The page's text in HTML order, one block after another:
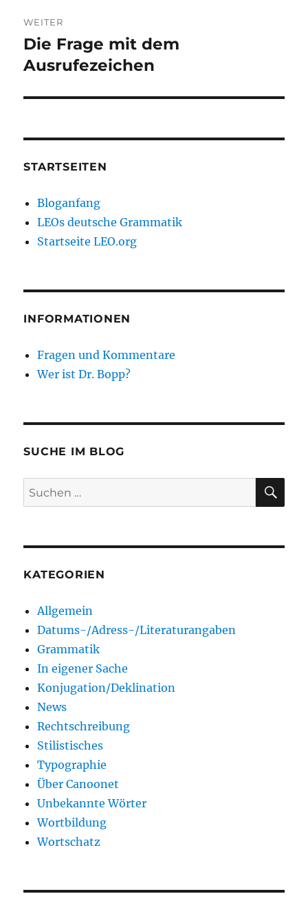
WEITER
Nächster
Beitrag:
Die Frage mit dem
Ausrufezeichen
STARTSEITEN
Bloganfang
LEOs deutsche Grammatik
Startseite LEO.org
INFORMATIONEN
Fragen und Kommentare
Wer ist Dr. Bopp?
SUCHE IM BLOG
Suchen
nach:
KATEGORIEN
Allgemein
Datums-/Adress-/Literaturangaben
Grammatik
In eigener Sache
Konjugation/Deklination
News
Rechtschreibung
Stilistisches
Typographie
Über Canoonet
Unbekannte Wörter
Wortbildung
Wortschatz